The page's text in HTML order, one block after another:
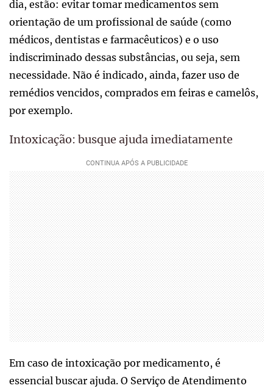
dia, estão: evitar tomar medicamentos sem
orientação de um profissional de saúde (como
médicos, dentistas e farmacêuticos) e o uso
indiscriminado dessas substâncias, ou seja, sem
necessidade. Não é indicado, ainda, fazer uso de
remédios vencidos, comprados em feiras e camelôs,
por exemplo.
Intoxicação: busque ajuda imediatamente
Em caso de intoxicação por medicamento, é
essencial buscar ajuda. O Serviço de Atendimento